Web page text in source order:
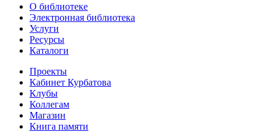
О библиотеке
Электронная библиотека
Услуги
Ресурсы
Каталоги
Проекты
Кабинет Курбатова
Клубы
Коллегам
Магазин
Книга памяти